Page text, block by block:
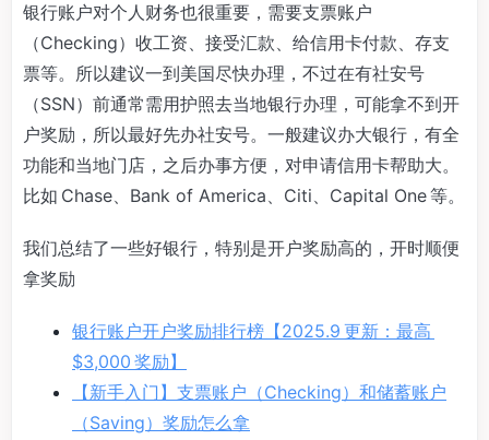
银行账户对个人财务也很重要，需要支票账户
（Checking）收工资、接受汇款、给信用卡付款、存支
票等。所以建议一到美国尽快办理，不过在有社安号
（SSN）前通常需用护照去当地银行办理，可能拿不到开
户奖励，所以最好先办社安号。一般建议办大银行，有全
功能和当地门店，之后办事方便，对申请信用卡帮助大。
比如 Chase、Bank of America、Citi、Capital One 等。
我们总结了一些好银行，特别是开户奖励高的，开时顺便
拿奖励
银行账户开户奖励排行榜【2025.9 更新：最高
$3,000 奖励】
【新手入门】支票账户（Checking）和储蓄账户
（Saving）奖励怎么拿